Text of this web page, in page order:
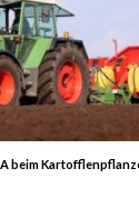
beim